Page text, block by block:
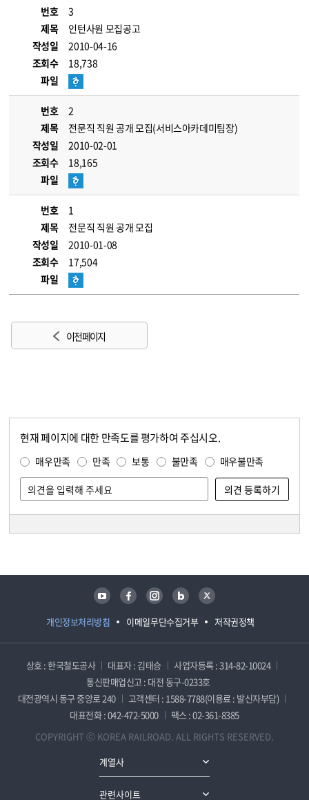
번호
3
제목
인턴사원 모집공고
작성일
2010-04-16
조회수
18,738
파일
번호
2
제목
전문직 직원 공개 모집(서비스아카데미팀장)
작성일
2010-02-01
조회수
18,165
파일
번호
1
제목
전문직 직원 공개 모집
작성일
2010-01-08
조회수
17,504
파일
이전 페이지
현재 페이지에 대한 만족도를 평가하여 주십시오.
매우만족 만족 보통 불만족 매우불만족
개인정보처리방침 이메일무단수집거부 저작권정책
유튜브 페이스북 인스타그램 블로그 트위터
상호 : 한국철도공사 대표자 : 김태승
사업자등록 : 314-82-10024
통신판매업신고 : 대전 동구-0233호
대전광역시 동구 중앙로 240
고객센터 : 1588-7788(이용료 : 발신자부담)
대표전화 : 042-472-5000
팩스 : 02-361-8385
COPYRIGHT ⓒ KOREA RAILROAD. ALL RIGHTS RESERVED.
계열사
관련사이트